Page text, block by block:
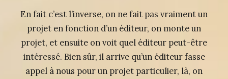
En fait c’est l’inverse, on ne fait pas vraiment un
projet en fonction d’un éditeur, on monte un
projet, et ensuite on voit quel éditeur peut-être
intéressé. Bien sûr, il arrive qu’un éditeur fasse
appel à nous pour un projet particulier, là, on